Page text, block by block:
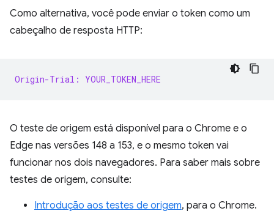
Como alternativa, você pode enviar o token como um
cabeçalho de resposta HTTP:
Origin-Trial: YOUR_TOKEN_HERE
O teste de origem está disponível para o Chrome e o
Edge nas versões 148 a 153, e o mesmo token vai
funcionar nos dois navegadores. Para saber mais sobre
testes de origem, consulte:
Introdução aos testes de origem, para o Chrome.